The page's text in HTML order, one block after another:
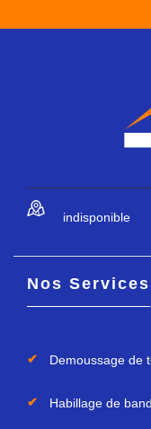
indisponible
Nos Services
Demoussage de
Habillage de